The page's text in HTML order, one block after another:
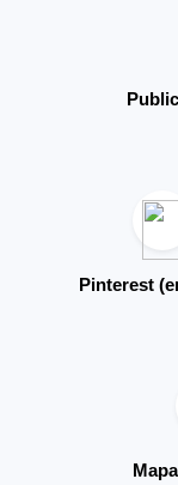
Pinterest